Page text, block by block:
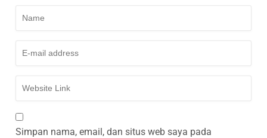
Simpan nama, email, dan situs web saya pada